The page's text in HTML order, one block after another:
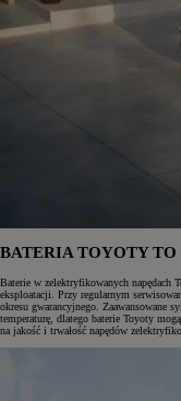
BATERIA TOYOTY TO
Baterie w zelektryfikowanych napędach
eksploatacji. Przy regularnym
okresu gwarancyjnego. Zaawansowane
temperaturę, dlatego baterie Toyoty
na jakość i trwałość napędów